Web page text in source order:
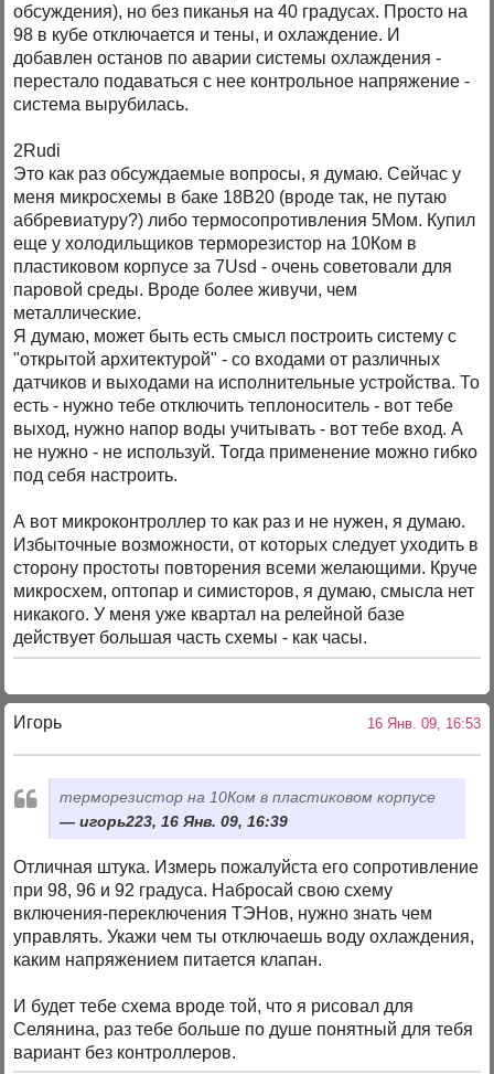
обсуждения), но без пиканья на 40 градусах. Просто на
98 в кубе отключается и тены, и охлаждение. И
добавлен останов по аварии системы охлаждения -
перестало подаваться с нее контрольное напряжение -
система вырубилась.
2Rudi
Это как раз обсуждаемые вопросы, я думаю. Сейчас у
меня микросхемы в баке 18В20 (вроде так, не путаю
аббревиатуру?) либо термосопротивления 5Мом. Купил
еще у холодильщиков терморезистор на 10Ком в
пластиковом корпусе за 7Usd - очень советовали для
паровой среды. Вроде более живучи, чем
металлические.
Я думаю, может быть есть смысл построить систему с
"открытой архитектурой" - со входами от различных
датчиков и выходами на исполнительные устройства. То
есть - нужно тебе отключить теплоноситель - вот тебе
выход, нужно напор воды учитывать - вот тебе вход. А
не нужно - не используй. Тогда применение можно гибко
под себя настроить.
А вот микроконтроллер то как раз и не нужен, я думаю.
Избыточные возможности, от которых следует уходить в
сторону простоты повторения всеми желающими. Круче
микросхем, оптопар и симисторов, я думаю, смысла нет
никакого. У меня уже квартал на релейной базе
действует большая часть схемы - как часы.
Игорь 16 Янв. 09, 16:53
терморезистор на 10Ком в пластиковом корпусе
игорь223, 16 Янв. 09, 16:39
Отличная штука. Измерь пожалуйста его сопротивление
при 98, 96 и 92 градуса. Набросай свою схему
включения-переключения ТЭНов, нужно знать чем
управлять. Укажи чем ты отключаешь воду охлаждения,
каким напряжением питается клапан.
И будет тебе схема вроде той, что я рисовал для
Селянина, раз тебе больше по душе понятный для тебя
вариант без контроллеров.